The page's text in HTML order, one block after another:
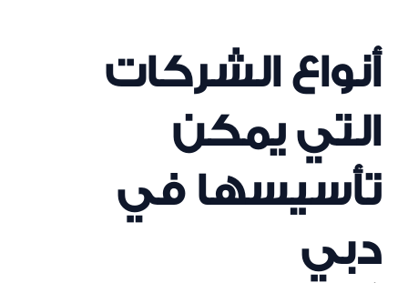
أنواع الشركات
التي يمكن
تأسيسها في
دبي